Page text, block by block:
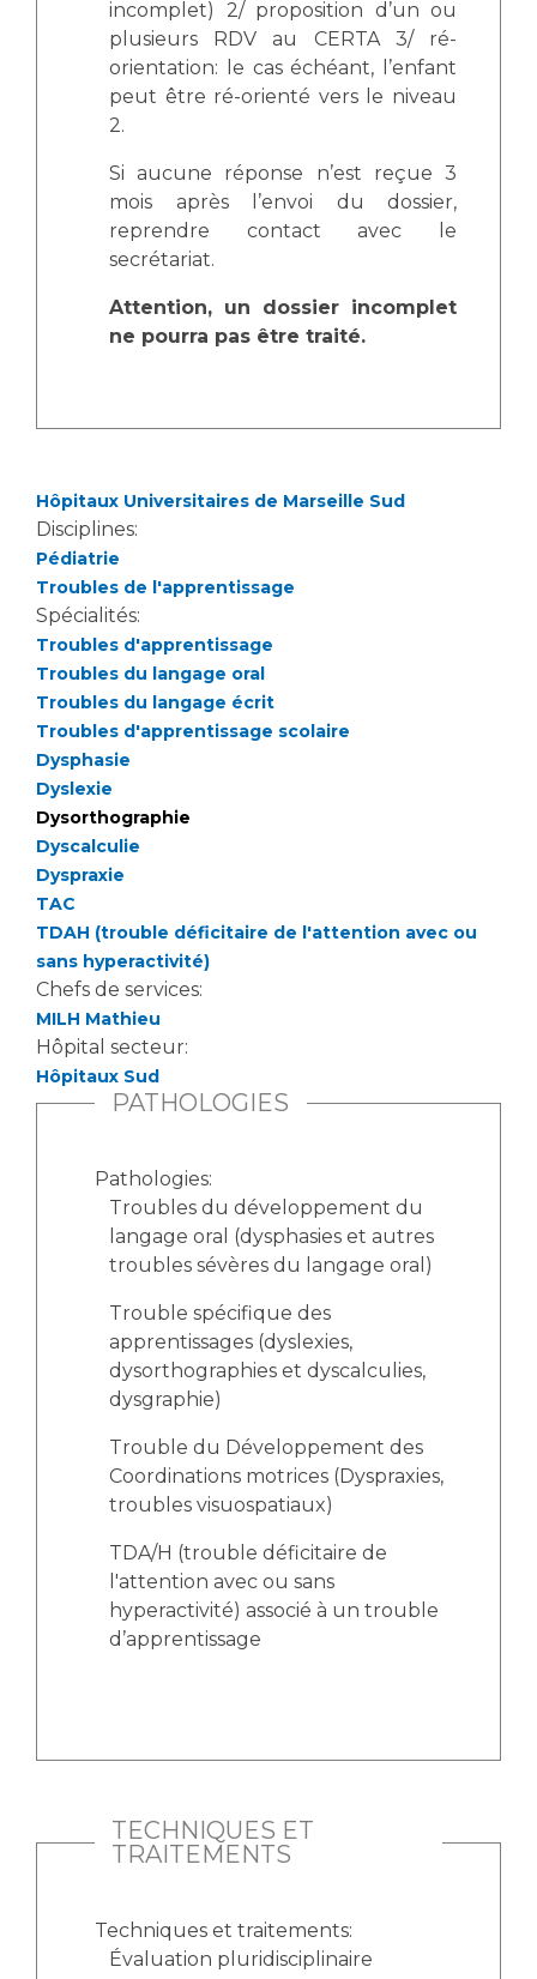
incomplet) 2/ proposition d’un ou
plusieurs RDV au CERTA 3/ ré-
orientation: le cas échéant, l’enfant
peut être ré-orienté vers le niveau
2.
Si aucune réponse n’est reçue 3
mois après l’envoi du dossier,
reprendre contact avec le
secrétariat.
Attention, un dossier incomplet
ne pourra pas être traité.
Hôpitaux Universitaires de Marseille Sud
Disciplines:
Pédiatrie
Troubles de l'apprentissage
Spécialités:
Troubles d'apprentissage
Troubles du langage oral
Troubles du langage écrit
Troubles d'apprentissage scolaire
Dysphasie
Dyslexie
Dysorthographie
Dyscalculie
Dyspraxie
TAC
TDAH (trouble déficitaire de l'attention avec ou
sans hyperactivité)
Chefs de services:
MILH Mathieu
Hôpital secteur:
Hôpitaux Sud
PATHOLOGIES
Pathologies:
Troubles du développement du
langage oral (dysphasies et autres
troubles sévères du langage oral)
Trouble spécifique des
apprentissages (dyslexies,
dysorthographies et dyscalculies,
dysgraphie)
Trouble du Développement des
Coordinations motrices (Dyspraxies,
troubles visuospatiaux)
TDA/H (trouble déficitaire de
l'attention avec ou sans
hyperactivité) associé à un trouble
d’apprentissage
TECHNIQUES ET
TRAITEMENTS
Techniques et traitements:
Évaluation pluridisciplinaire